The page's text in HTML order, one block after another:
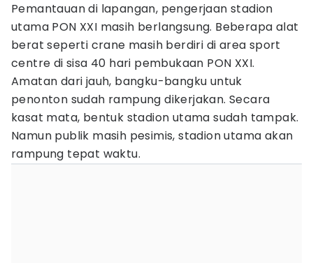
Pemantauan di lapangan, pengerjaan stadion
utama PON XXI masih berlangsung. Beberapa alat
berat seperti crane masih berdiri di area sport
centre di sisa 40 hari pembukaan PON XXI.
Amatan dari jauh, bangku-bangku untuk
penonton sudah rampung dikerjakan. Secara
kasat mata, bentuk stadion utama sudah tampak.
Namun publik masih pesimis, stadion utama akan
rampung tepat waktu.